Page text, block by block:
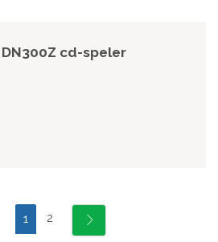
DN300Z cd-speler
1 2